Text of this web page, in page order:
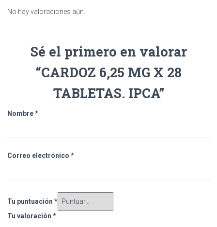
No hay valoraciones aún.
Sé el primero en valorar
“CARDOZ 6,25 MG X 28
TABLETAS. IPCA”
Nombre*
Correo electrónico *
Tu puntuación *
Tu valoración *